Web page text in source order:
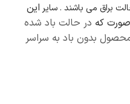
براق می باشند . سایر این
در حالت باد شده
محصول بدون باد به سراسر